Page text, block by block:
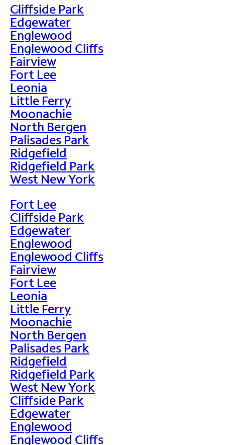
>
Cliffside Park
Edgewater
Englewood
Englewood Cliffs
Fairview
Fort Lee
Leonia
Little Ferry
Moonachie
North Bergen
Palisades Park
Ridgefield
Ridgefield Park
West New York
Fort Lee
Cliffside Park
Edgewater
Englewood
Englewood Cliffs
Fairview
Fort Lee
Leonia
Little Ferry
Moonachie
North Bergen
Palisades Park
Ridgefield
Ridgefield Park
West New York
Cliffside Park
Edgewater
Englewood
Englewood Cliffs